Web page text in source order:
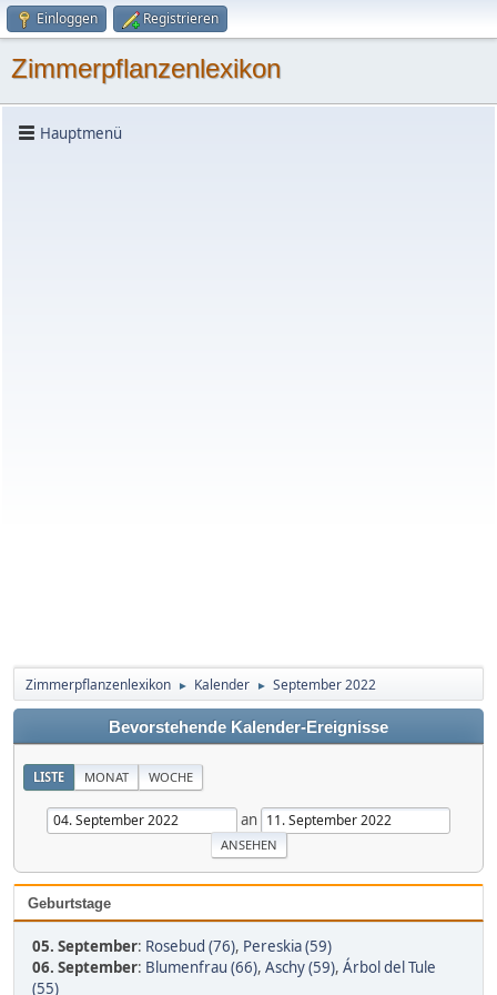
Einloggen Registrieren
Zimmerpflanzenlexikon
Hauptmenü
Zimmerpflanzenlexikon ► Kalender ► September 2022
Bevorstehende Kalender-Ereignisse
LISTE MONAT WOCHE
an
Geburtstage
05. September: Rosebud (76), Pereskia (59)
06. September: Blumenfrau (66), Aschy (59), Árbol del Tule
(55)